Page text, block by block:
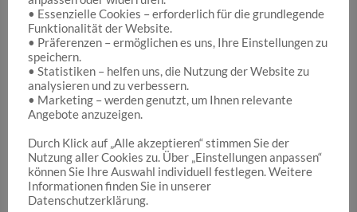
Hocuspocus – Ihr Onlineshop für die schönen
Dinge des Lebens
Hocuspocus ist die richtige Anlaufstelle für Dich,
wenn Du auf der Suche nach schönen
Geschenken , tollenSpielwarenoder
ansprechenderDekorationbist. Wir von
Hocuspocus wissen schöne Dinge stets zu
schätzen und legen daher großen Wert darauf,
• Essenzielle Cookies – erforderlich für die grundlegende
Funktionalität der Website.
• Präferenzen – ermöglichen es uns, Ihre Einstellungen zu
speichern.
• Statistiken – helfen uns, die Nutzung der Website zu
analysieren und zu verbessern.
• Marketing – werden genutzt, um Ihnen relevante
Angebote anzuzeigen.
Durch Klick auf „Alle akzeptieren“ stimmen Sie der
Nutzung aller Cookies zu. Über „Einstellungen anpassen“
können Sie Ihre Auswahl individuell festlegen. Weitere
Informationen finden Sie in unserer
Datenschutzerklärung.